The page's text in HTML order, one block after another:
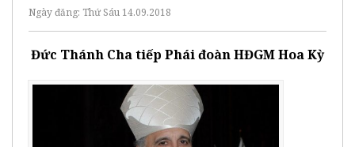
Ngày đăng: Thứ Sáu 14.09.2018
Đức Thánh Cha tiếp Phái đoàn HĐGM Hoa Kỳ